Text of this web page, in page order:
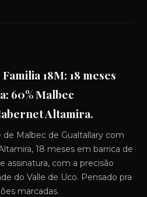
18M: 18 meses
60% Malbec
Altamira.
Malbec de Gualtallary com
18 meses em barrica de
assinatura, com a precisão
do Valle de Uco. Pensado pra
marcadas.